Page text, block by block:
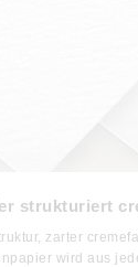
strukturiert
zarter
wird aus